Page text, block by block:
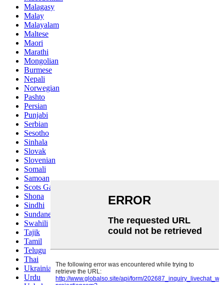
Malagasy
Malay
Malayalam
Maltese
Maori
Marathi
Mongolian
Burmese
Nepali
Norwegian
Pashto
Persian
Punjabi
Serbian
Sesotho
Sinhala
Slovak
Slovenian
Somali
Samoan
Scots Gaelic
Shona
Sindhi
Sundanese
Swahili
Tajik
Tamil
Telugu
Thai
Ukrainian
Urdu